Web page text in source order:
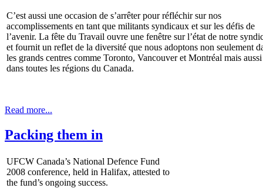
C’est aussi une occasion de s’arrêter pour réfléchir sur nos
accomplissements en tant que militants syndicaux et sur les défis de
l’avenir. La fête du Travail ouvre une fenêtre sur l’état de notre
et fournit un reflet de la diversité que nous adoptons non seulement
les grands centres comme Toronto, Vancouver et Montréal mais aussi
dans toutes les régions du Canada.
Read more...
Packing them in
UFCW Canada’s National Defence Fund
2008 conference, held in Halifax, attested to
the fund’s ongoing success.